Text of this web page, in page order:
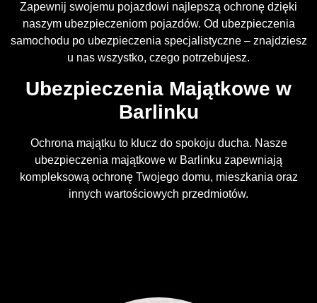
Zapewnij swojemu pojazdowi najlepszą ochronę dzięki
naszym ubezpieczeniom pojazdów. Od ubezpieczenia
samochodu po ubezpieczenia specjalistyczne – znajdziesz
u nas wszystko, czego potrzebujesz.
Ubezpieczenia Majątkowe w
Barlinku
Ochrona majątku to klucz do spokoju ducha. Nasze
ubezpieczenia majątkowe w Barlinku zapewniają
kompleksową ochronę Twojego domu, mieszkania oraz
innych wartościowych przedmiotów.